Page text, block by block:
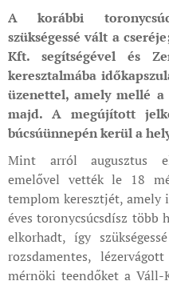
A korábbi
szükségessé vált a
Kft. segítségével és
keresztalmába
üzenettel, amely mellé a
majd. A megújított
búcsúünnepén kerül a
Mint arról augusztus
emelővel vették le 18
templom keresztjét, amely
éves toronycsúcsdísz több
elkorhadt, így
rozsdamentes,
mérnöki teendőket a Váll-